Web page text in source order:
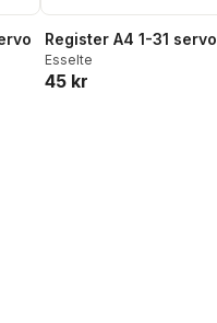
Register A4 1-31 servo
Esselte
45 kr